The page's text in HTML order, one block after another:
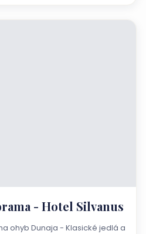
- Hotel Silvanus
ohyb Dunaja - Klasické jedlá a